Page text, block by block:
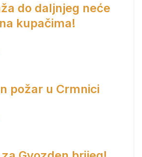
do daljnjeg neće
kupačima!
požar u Crmnici